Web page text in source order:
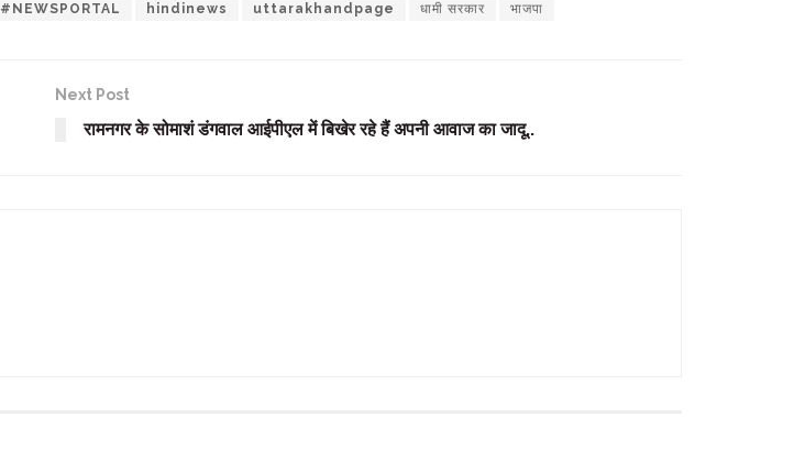
#NEWSPORTAL hindinews uttarakhandpage धामी सरकार भाजपा
Next Post
रामनगर के सोमाशं डंगवाल आईपीएल में बिखेर रहे हैं अपनी आवाज का जादू..